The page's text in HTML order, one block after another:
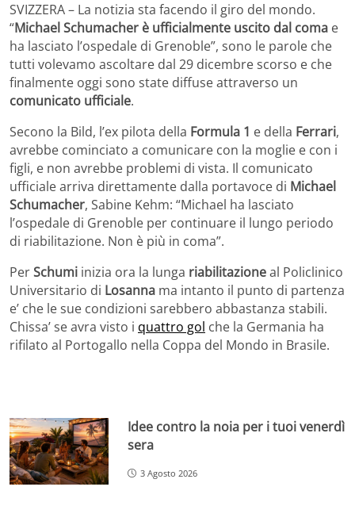
SVIZZERA – La notizia sta facendo il giro del mondo.
“Michael Schumacher è ufficialmente uscito dal coma e
ha lasciato l’ospedale di Grenoble”, sono le parole che
tutti volevamo ascoltare dal 29 dicembre scorso e che
finalmente oggi sono state diffuse attraverso un
comunicato ufficiale.
Secono la Bild, l’ex pilota della Formula 1 e della Ferrari,
avrebbe cominciato a comunicare con la moglie e con i
figli, e non avrebbe problemi di vista. Il comunicato
ufficiale arriva direttamente dalla portavoce di Michael
Schumacher, Sabine Kehm: “Michael ha lasciato
l’ospedale di Grenoble per continuare il lungo periodo
di riabilitazione. Non è più in coma”.
PerSchumi inizia ora la lunga riabilitazioneal Policlinico
Universitario di Losanna ma intanto il punto di partenza
e’ che le sue condizioni sarebbero abbastanza stabili.
Chissa’ se avra visto i quattro gol che la Germania ha
rifilato al Portogallo nella Coppa del Mondo in Brasile.
Idee contro la noia per i tuoi venerdì
sera
3 Agosto 2026